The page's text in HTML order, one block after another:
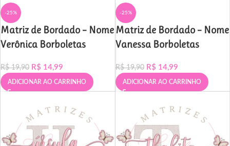
-25%
Matriz de Bordado – Nome
Verônica Borboletas
R$19,90 R$ 14,99
ADICIONAR AO CARRINHO
-25%
Matriz de Bordado – Nome
Vanessa Borboletas
R$19,90 R$ 14,99
ADICIONAR AO CARRINHO